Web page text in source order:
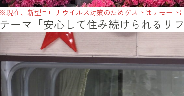
※現在、新型コロナウイルス対策のためゲストはリモート
テーマ「安心して住み続けられるリフ